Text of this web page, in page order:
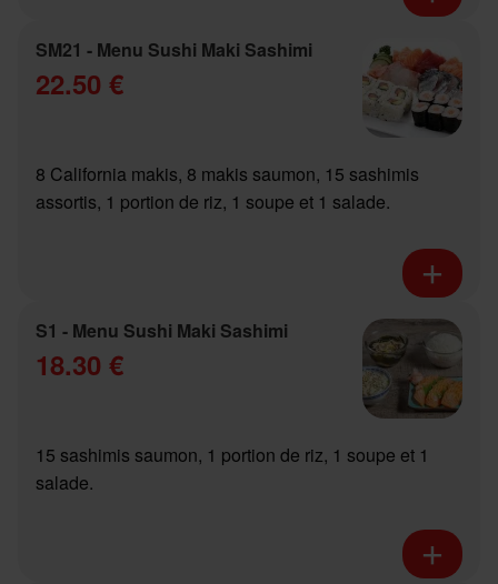
SM21 - Menu Sushi Maki Sashimi
22.50 €
8 California makis, 8 makis saumon, 15 sashimis
assortis, 1 portion de riz, 1 soupe et 1 salade.
S1 - Menu Sushi Maki Sashimi
18.30 €
15 sashimis saumon, 1 portion de riz, 1 soupe et 1
salade.